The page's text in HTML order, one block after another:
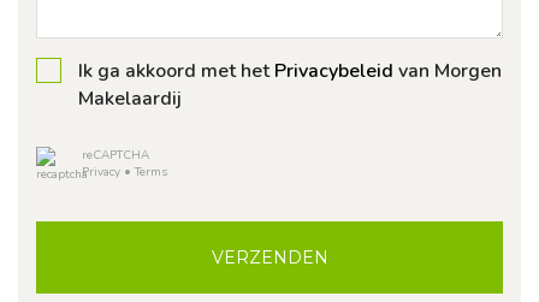
Ik ga akkoord met hetPrivacybeleid van Morgen
Makelaardij
reCAPTCHA
Privacy •Terms
VERZENDEN